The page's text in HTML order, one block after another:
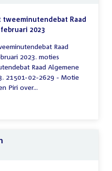
Raad
2023
Raad
2023. moties
Raad Algemene
21501-02-2629 - Motie
Piri over...